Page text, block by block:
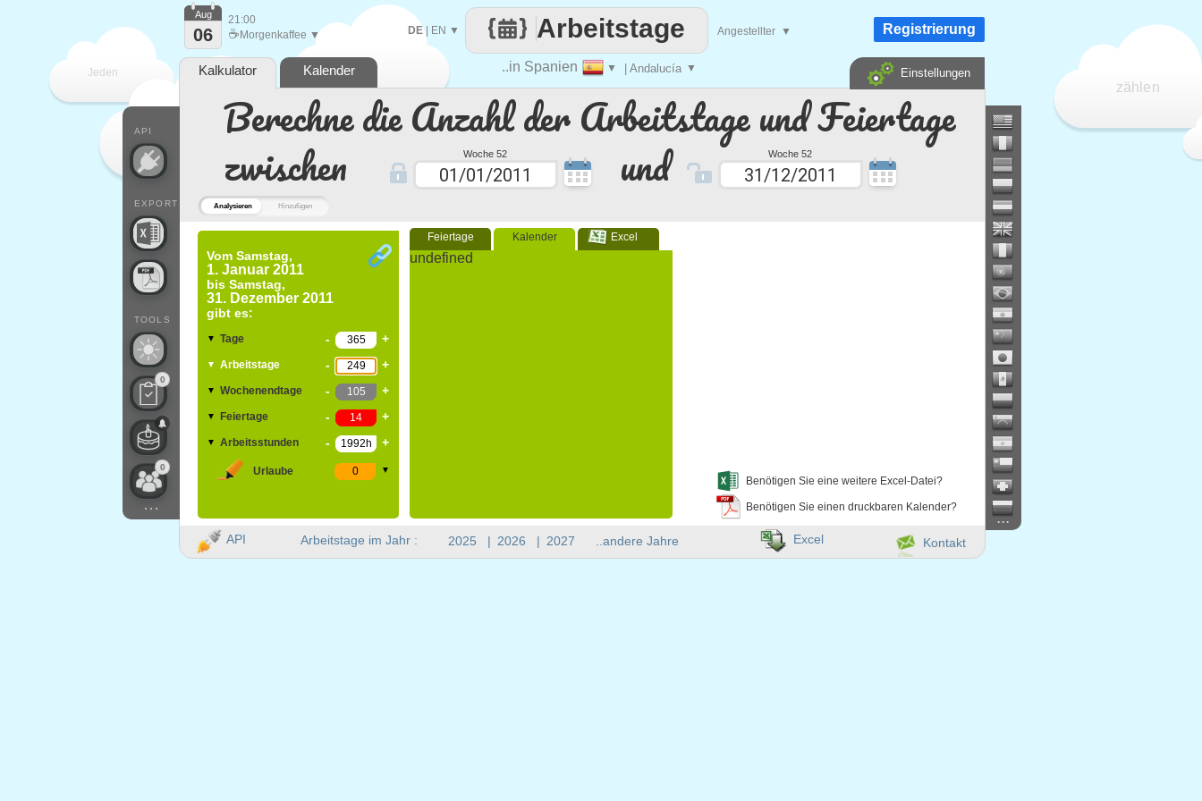
Analysieren Hinzufügen
Berechne die Anzahl der Arbeitstage und Feiertage
zwischen
Woche 52 und Woche 52
Vom Samstag,
1. Januar 2011
bis Samstag,
31. Dezember 2011
gibt es:
▼ Tage - +
▼ Arbeitstage - +
▼ Wochenendtage - +
▼ Feiertage - +
▼ Arbeitsstunden - +
Urlaube ▼
Feiertage Kalender Excel
undefined
Benötigen Sie eine weitere Excel-Datei?
Benötigen Sie einen druckbaren Kalender?
Jeden
zählen
..in Spanien ▼ | Andalucía ▼
Arbeitstage
DE| EN ▼ Angestellter ▼
API
EXPORT
TOOLS
0
0
...
Aug
06
21:00
☕ Morgenkaffee ▼ Registrierung
Kalkulator Kalender Einstellungen
Arbeitstage im Jahr : 2025 | 2026 | 2027 ..andere Jahre
...
API Kontakt
Excel